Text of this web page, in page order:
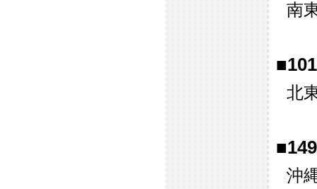
南
北
沖